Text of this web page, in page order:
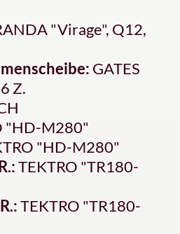
"Virage", Q12,
GATES
Z.
"HD-M280"
"HD-M280"
TEKTRO "TR180-
TEKTRO "TR180-